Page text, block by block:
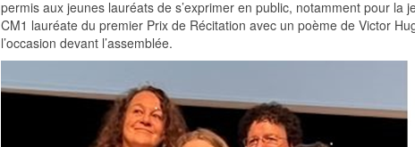
permis aux jeunes lauréats de s’exprimer en public, notamment pour la
CM1 lauréate du premier Prix de Récitation avec un poème de Victor
l’occasion devant l’assemblée.